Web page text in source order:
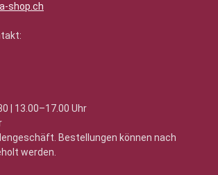
shop.ch
| 13.00–17.00 Uhr
Bestellungen können nach
werden.